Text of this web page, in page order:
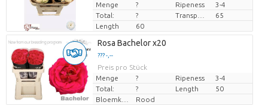
Menge
? Ripeness
3-4
Total:
?
65
Length
60
Rosa Bachelor x20
??? -,--
Preis pro Stück
Menge
? Ripeness
3-4
Total:
? Length
50
Bloemkleur
Rood